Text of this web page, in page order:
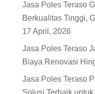
Jasa Poles Teraso
Berkualitas Tinggi,
17 April, 2026
Jasa Poles Teraso
Biaya Renovasi
Jasa Poles Teraso